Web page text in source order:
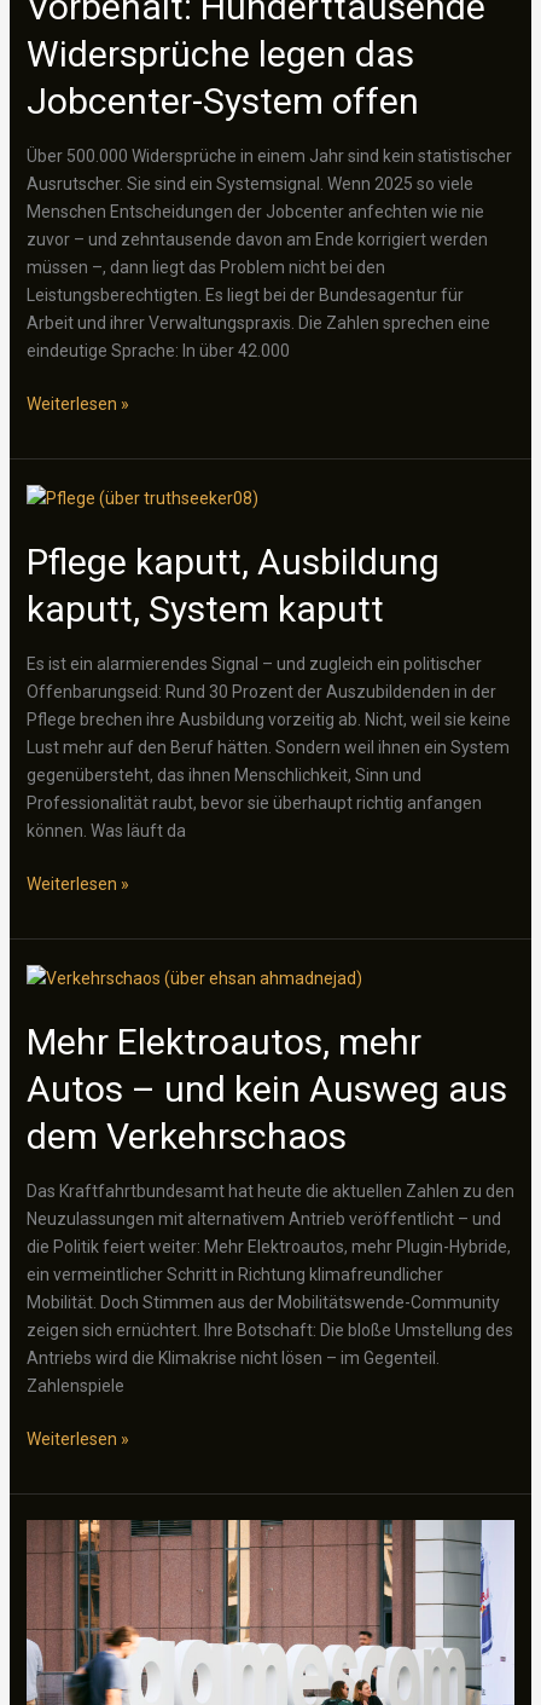
vergiften
–
Polizei
gegen
„Influencer“
Widersprüche legen das
Jobcenter-System offen
Über 500.000 Widersprüche in einem Jahr sind kein statistischer
Ausrutscher. Sie sind ein Systemsignal. Wenn 2025 so viele
Menschen Entscheidungen der Jobcenter anfechten wie nie
zuvor – und zehntausende davon am Ende korrigiert werden
müssen –, dann liegt das Problem nicht bei den
Leistungsberechtigten. Es liegt bei der Bundesagentur für
Arbeit und ihrer Verwaltungspraxis. Die Zahlen sprechen eine
eindeutige Sprache: In über 42.000
Ein
unter
Vorbehalt:
Hunderttausende
Widersprüche
legen
das
Jobcenter-
System
offen
Weiterlesen »
Pflege kaputt, Ausbildung
kaputt, System kaputt
Es ist ein alarmierendes Signal – und zugleich ein politischer
Offenbarungseid: Rund 30 Prozent der Auszubildenden in der
Pflege brechen ihre Ausbildung vorzeitig ab. Nicht, weil sie keine
Lust mehr auf den Beruf hätten. Sondern weil ihnen ein System
gegenübersteht, das ihnen Menschlichkeit, Sinn und
Professionalität raubt, bevor sie überhaupt richtig anfangen
können. Was läuft da
Pflege
Ausbildung
kaputt,
Weiterlesen »
Mehr Elektroautos, mehr
Autos – und kein Ausweg aus
dem Verkehrschaos
Das Kraftfahrtbundesamt hat heute die aktuellen Zahlen zu den
Neuzulassungen mit alternativem Antrieb veröffentlicht – und
die Politik feiert weiter: Mehr Elektroautos, mehr Plugin-Hybride,
ein vermeintlicher Schritt in Richtung klimafreundlicher
Mobilität. Doch Stimmen aus der Mobilitätswende-Community
zeigen sich ernüchtert. Ihre Botschaft: Die bloße Umstellung des
Antriebs wird die Klimakrise nicht lösen – im Gegenteil.
Zahlenspiele
Mehr
mehr
Autos
–
Ausweg
aus
dem
Weiterlesen »